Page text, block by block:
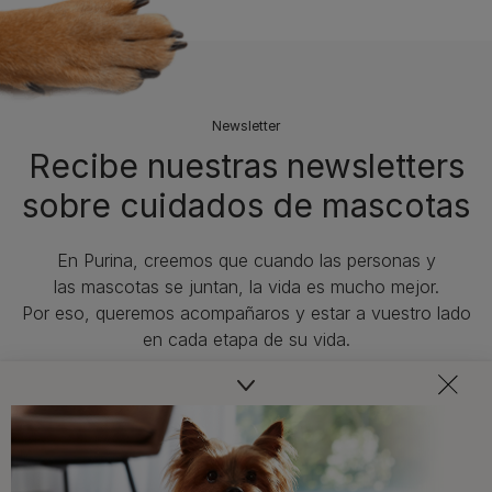
Newsletter
Recibe nuestras newsletters
sobre cuidados de mascotas​
En Purina, creemos que cuando las personas y
las mascotas se juntan, la vida es mucho mejor.
Por eso, queremos acompañaros y estar a vuestro lado
en cada etapa de su vida.​